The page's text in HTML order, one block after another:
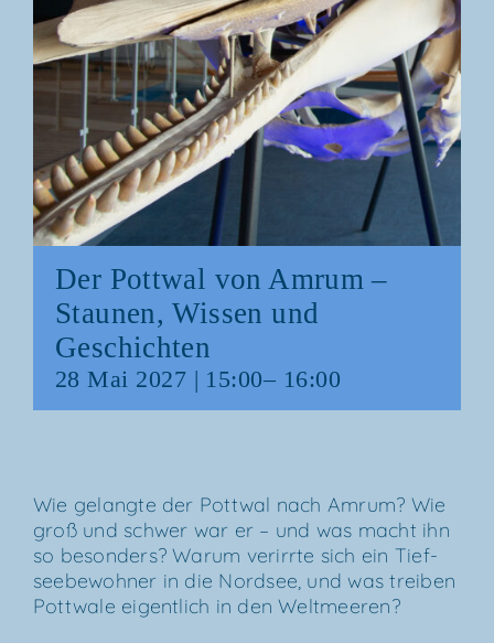
Der Pott­wal von Amrum –
Stau­nen, Wis­sen und
Geschichten
28 Mai 2027 | 15:00– 16:00
Wie gelang­te der Pott­wal nach Amrum? Wie
groß und schwer war er – und was macht ihn
so beson­ders? War­um ver­irr­te sich ein Tief­
see­be­woh­ner in die Nord­see, und was trei­ben
Pott­wa­le eigent­lich in den Weltmeeren?